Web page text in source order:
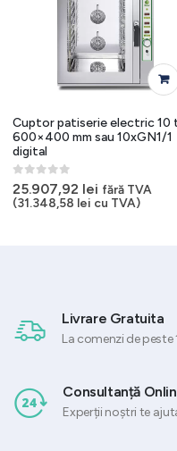
Cuptor patiserie electric 10
600×400 mm sau 10xGN1/1
digital
0out of 5
25.907,92 lei fără TVA
(31.348,58 lei cu TVA)
Livrare Gratuita
La comenzi de peste
Consultanță
Experții noștri te